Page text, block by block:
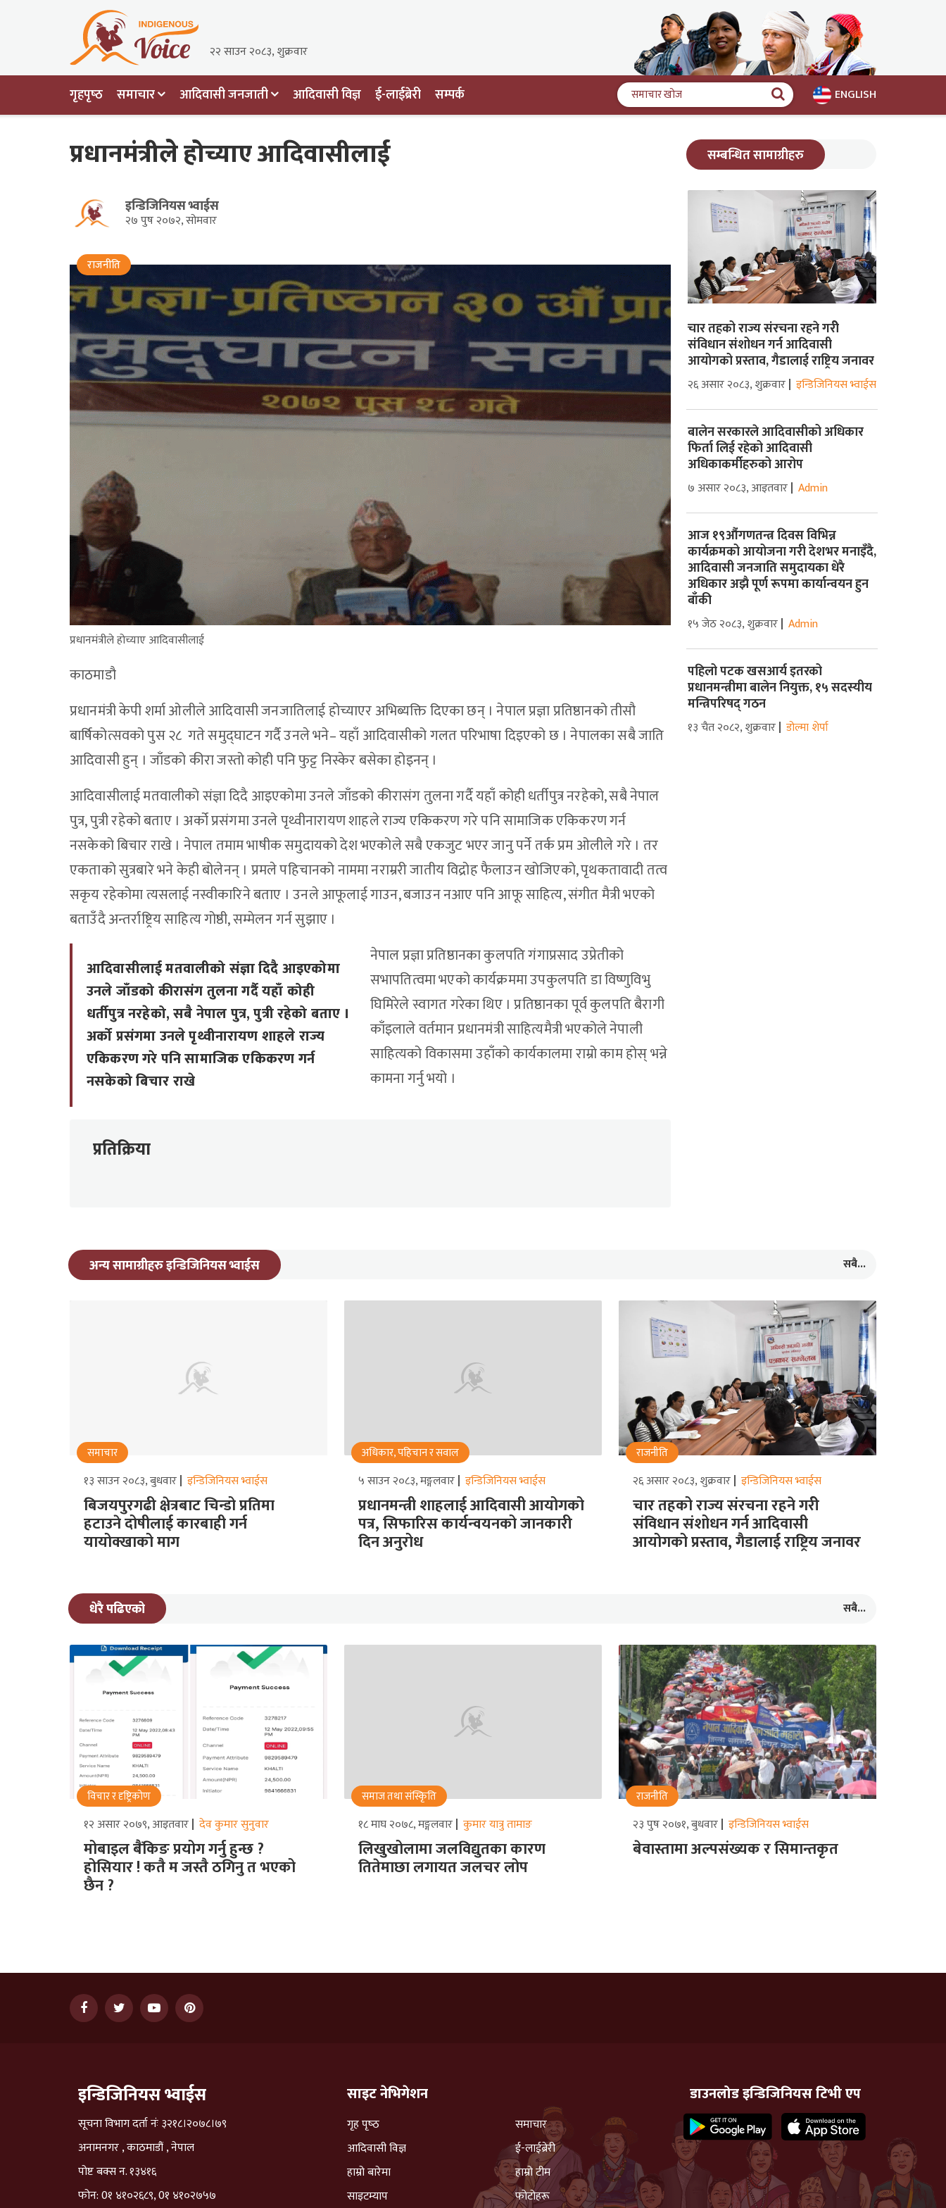
२२ साउन २०८३, शुक्रवार
गृहपृष्‍ठ समाचार आदिवासी जनजाती आदिवासी विज्ञ ई-लाईब्रेरी सम्पर्क ENGLISH
समाचार
खोज
प्रधानमंत्रीले होच्याए आदिवासीलाई
इन्डिजिनियस भ्वाईस
२७ पुष २०७२, सोमवार
राजनीति
प्रधानमंत्रीले होच्याए आदिवासीलाई
काठमाडौ
प्रधानमंत्री केपी शर्मा ओलीले आदिवासी जनजातिलाई होच्याएर अभिब्यक्ति दिएका छन् । नेपाल प्रज्ञा प्रतिष्ठानको तीसौ
बार्षिकोत्सवको पुस २८ गते समुद्घाटन गर्दै उनले भने– यहाँ आदिवासीको गलत परिभाषा दिइएको छ । नेपालका सबै जाति
आदिवासी हुन् । जाँडको कीरा जस्तो कोही पनि फुट्ट निस्केर बसेका होइनन् ।
आदिवासीलाई मतवालीको संज्ञा दिदै आइएकोमा उनले जाँडको कीरासंग तुलना गर्दै यहाँ कोही धर्तीपुत्र नरहेको, सबै नेपाल
पुत्र, पुत्री रहेको बताए । अर्को प्रसंगमा उनले पृथ्वीनारायण शाहले राज्य एकिकरण गरे पनि सामाजिक एकिकरण गर्न
नसकेको बिचार राखे । नेपाल तमाम भाषीक समुदायको देश भएकोले सबै एकजुट भएर जानु पर्ने तर्क प्रम ओलीले गरे । तर
एकताको सुत्रबारे भने केही बोलेनन् । प्रमले पहिचानको नाममा नराम्ररी जातीय विद्रोह फैलाउन खोजिएको, पृथकतावादी तत्व
सकृय रहेकोमा त्यसलाई नस्वीकारिने बताए । उनले आफूलाई गाउन, बजाउन नआए पनि आफू साहित्य, संगीत मैत्री भएको
बताउँदै अन्तर्राष्ट्रिय साहित्य गोष्ठी, सम्मेलन गर्न सुझाए ।
आदिवासीलाई मतवालीको संज्ञा दिदै आइएकोमा
उनले जाँडको कीरासंग तुलना गर्दै यहाँ कोही
धर्तीपुत्र नरहेको, सबै नेपाल पुत्र, पुत्री रहेको बताए ।
अर्को प्रसंगमा उनले पृथ्वीनारायण शाहले राज्य
एकिकरण गरे पनि सामाजिक एकिकरण गर्न
नसकेको बिचार राखे
नेपाल प्रज्ञा प्रतिष्ठानका कुलपति गंगाप्रसाद उप्रेतीको
सभापतित्वमा भएको कार्यक्रममा उपकुलपति डा विष्णुविभु
घिमिरेले स्वागत गरेका थिए । प्रतिष्ठानका पूर्व कुलपति बैरागी
काँइलाले वर्तमान प्रधानमंत्री साहित्यमैत्री भएकोले नेपाली
साहित्यको विकासमा उहाँको कार्यकालमा राम्रो काम होस् भन्ने
कामना गर्नु भयो ।
प्रतिक्रिया
सम्बन्धित सामाग्रीहरु
चार तहको राज्य संरचना रहने गरीे
संविधान संशोधन गर्न आदिवासी
आयोगको प्रस्ताव, गैडालाई राष्ट्रिय जनावर
२६ असार २०८३, शुक्रवार इन्डिजिनियस भ्वाईस
बालेन सरकारले आदिवासीको अधिकार
फिर्ता लिई रहेको आदिवासी
अधिकाकर्मीहरुको आरोप
७ असार २०८३, आइतवार Admin
आज १९औंगणतन्त्र दिवस विभिन्न
कार्यक्रमको आयोजना गरी देशभर मनाइँदै,
आदिवासी जनजाति समुदायका धेरै
अधिकार अझै पूर्ण रूपमा कार्यान्वयन हुन
बाँकी
१५ जेठ २०८३, शुक्रवार Admin
पहिलो पटक खसआर्य इतरको
प्रधानमन्त्रीमा बालेन नियुक्त, १५ सदस्यीय
मन्त्रिपरिषद् गठन
१३ चैत २०८२, शुक्रवार डोल्मा शेर्पा
अन्य सामाग्रीहरु इन्डिजिनियस भ्वाईस सबै...
समाचार
१३ साउन २०८३, बुधवार इन्डिजिनियस भ्वाईस
बिजयपुरगढी क्षेत्रबाट चिन्डो प्रतिमा
हटाउने दोषीलाई कारबाही गर्न
यायोक्खाको माग
अधिकार, पहिचान र सवाल
५ साउन २०८३, मङ्गलवार इन्डिजिनियस भ्वाईस
प्रधानमन्त्री शाहलाई आदिवासी आयोगको
पत्र, सिफारिस कार्यन्वयनको जानकारी
दिन अनुरोध
राजनीति
२६ असार २०८३, शुक्रवार इन्डिजिनियस भ्वाईस
चार तहको राज्य संरचना रहने गरीे
संविधान संशोधन गर्न आदिवासी
आयोगको प्रस्ताव, गैडालाई राष्ट्रिय जनावर
धेरै पढिएको सबै...
विचार र दृष्ट्रिकोण
१२ असार २०७९, आइतवार देव कुमार सुनुवार
मोबाइल बैंकिङ प्रयोग गर्नु हुन्छ ?
होसियार ! कतै म जस्तै ठगिनु त भएको
छैन ?
समाज तथा संस्किृति
१८ माघ २०७८, मङ्गलवार कुमार यात्रु तामाङ
लिखुखोलामा जलविद्युतका कारण
तितेमाछा लगायत जलचर लोप
राजनीति
२३ पुष २०७१, बुधवार इन्डिजिनियस भ्वाईस
बेवास्तामा अल्पसंख्यक र सिमान्तकृत
इन्डिजिनियस भ्वाईस
सूचना विभाग दर्ता नंः ३२१८।२०७८।७९
अनामनगर , काठमाडौं , नेपाल
पोष्ट बक्स न. १३४१६
फोन: 0१ ४१०२६८९, 0१ ४१०२७५७
साइट नेभिगेशन
गृह पृष्‍ठ
समाचार
आदिवासी विज्ञ
ई-लाईब्रेरी
हाम्रो बारेमा
हाम्रो टीम
साइटम्याप
फोटोहरू
डाउनलोड इन्डिजिनियस टिभी एप